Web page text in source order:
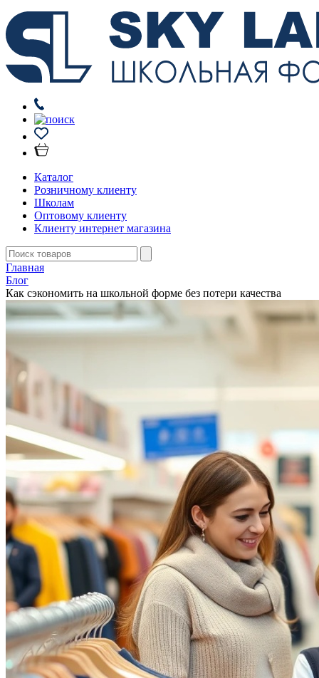
Каталог
Розничному клиенту
Школам
Оптовому клиенту
Клиенту интернет магазина
Главная
Блог
Как сэкономить на школьной форме без потери качества